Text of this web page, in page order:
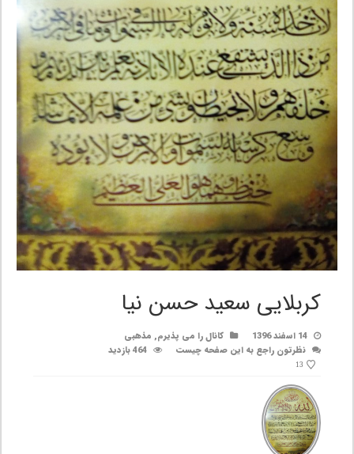
کربلایی سعید حسن نیا
14 اسفند 1396 کانال را می پذیرم, مذهبی
نظرتون راجع به این صفحه چیست
464 بازدید
13